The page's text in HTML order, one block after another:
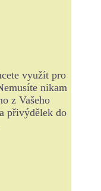
využít pro
nikam
z Vašeho
přivýdělek do